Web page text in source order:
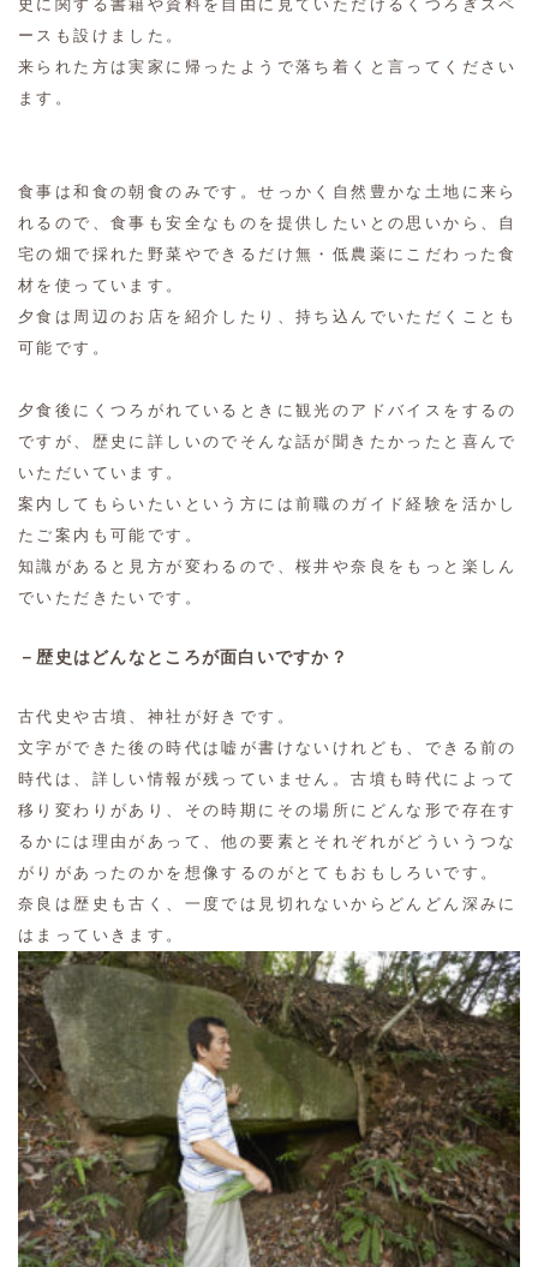
史に関する書籍や資料を自由に見ていただけるくつろぎスペ
ースも設けました。
来られた方は実家に帰ったようで落ち着くと言ってください
ます。
食事は和食の朝食のみです。せっかく自然豊かな土地に来ら
れるので、食事も安全なものを提供したいとの思いから、自
宅の畑で採れた野菜やできるだけ無・低農薬にこだわった食
材を使っています。
夕食は周辺のお店を紹介したり、持ち込んでいただくことも
可能です。
夕食後にくつろがれているときに観光のアドバイスをするの
ですが、歴史に詳しいのでそんな話が聞きたかったと喜んで
いただいています。
案内してもらいたいという方には前職のガイド経験を活かし
たご案内も可能です。
知識があると見方が変わるので、桜井や奈良をもっと楽しん
でいただきたいです。
－歴史はどんなところが面白いですか？
古代史や古墳、神社が好きです。
文字ができた後の時代は嘘が書けないけれども、できる前の
時代は、詳しい情報が残っていません。古墳も時代によって
移り変わりがあり、その時期にその場所にどんな形で存在す
るかには理由があって、他の要素とそれぞれがどういうつな
がりがあったのかを想像するのがとてもおもしろいです。
奈良は歴史も古く、一度では見切れないからどんどん深みに
はまっていきます。